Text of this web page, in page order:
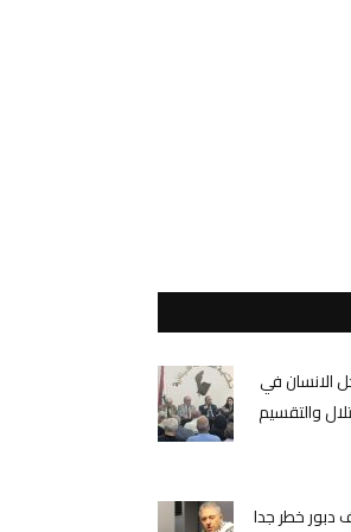
الانسان في
والتقسيم
دبور خطر جدا